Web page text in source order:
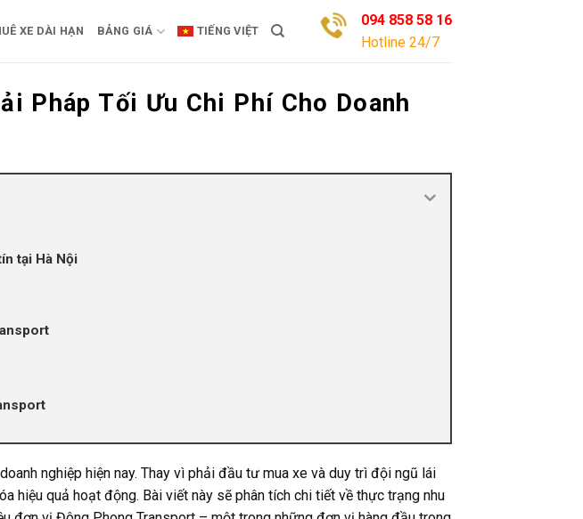
XE DÀI HẠN BẢNG GIÁ TIẾNG VIỆT
094 858 58 16
Hotline 24/7
Pháp Tối Ưu Chi Phí Cho Doanh
tại Hà Nội
nghiệp hiện nay. Thay vì phải đầu tư mua xe và duy trì đội ngũ lái
hiệu quả hoạt động. Bài viết này sẽ phân tích chi tiết về thực trạng nhu